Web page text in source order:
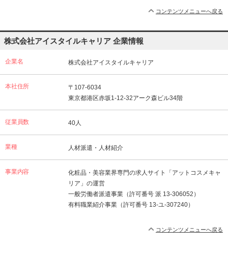
コンテンツメニューへ戻る
株式会社アイスタイルキャリア 企業情報
企業名 株式会社アイスタイルキャリア
本社住所
〒107-6034
東京都港区赤坂1-12-32アーク森ビル34階
従業員数 40人
業種 人材派遣・人材紹介
事業内容
化粧品・美容業界専門の求人サイト「アットコスメキャ
リア」の運営
一般労働者派遣事業（許可番号 派 13-306052）
有料職業紹介事業（許可番号 13-ユ-307240）
コンテンツメニューへ戻る